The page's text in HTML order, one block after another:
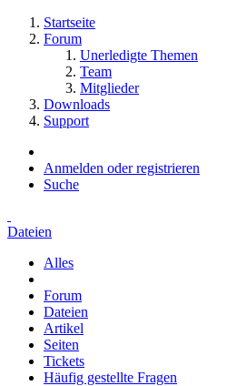
Startseite
Forum
Unerledigte Themen
Team
Mitglieder
Downloads
Support
Anmelden oder registrieren
Suche
Dateien
Alles
Forum
Dateien
Artikel
Seiten
Tickets
Häufig gestellte Fragen